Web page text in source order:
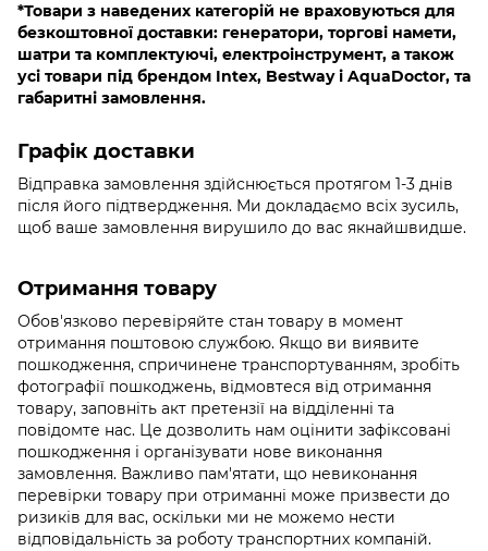
*Товари з наведених категорій не враховуються для
безкоштовної доставки: генератори, торгові намети,
шатри та комплектуючі, електроінструмент, а також
усі товари під брендом Intex, Bestway і AquaDoctor, та
габаритні замовлення.
Графік доставки
Відправка замовлення здійснюється протягом 1-3 днів
після його підтвердження. Ми докладаємо всіх зусиль,
щоб ваше замовлення вирушило до вас якнайшвидше.
Отримання товару
Обов'язково перевіряйте стан товару в момент
отримання поштовою службою. Якщо ви виявите
пошкодження, спричинене транспортуванням, зробіть
фотографії пошкоджень, відмовтеся від отримання
товару, заповніть акт претензії на відділенні та
повідомте нас. Це дозволить нам оцінити зафіксовані
пошкодження і організувати нове виконання
замовлення. Важливо пам'ятати, що невиконання
перевірки товару при отриманні може призвести до
ризиків для вас, оскільки ми не можемо нести
відповідальність за роботу транспортних компаній.